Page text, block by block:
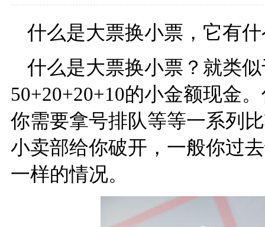
什么是大票换小票，它有
什么是大票换小票？就类
50+20+20+10的小金额现金
你需要拿号排队等等一系列
小卖部给你破开，一般你过
一样的情况。